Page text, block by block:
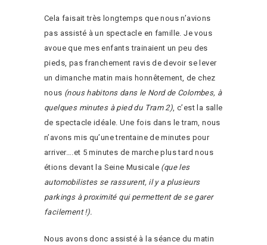
Cela faisait très longtemps que nous n’avions
pas assisté à un spectacle en famille. Je vous
avoue que mes enfants trainaient un peu des
pieds, pas franchement ravis de devoir se lever
un dimanche matin mais honnêtement, de chez
nous (nous habitons dans le Nord de Colombes, à
quelques minutes à pied du Tram 2), c’est la salle
de spectacle idéale. Une fois dans le tram, nous
n’avons mis qu’une trentaine de minutes pour
arriver….et 5 minutes de marche plus tard nous
étions devant la Seine Musicale (que les
automobilistes se rassurent, il y a plusieurs
parkings à proximité qui permettent de se garer
facilement !).
Nous avons donc assisté à la séance du matin